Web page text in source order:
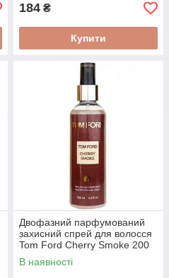
184 ₴
Купити
Двофазний парфумований
захисний спрей для волосся
Tom Ford Cherry Smoke 200
мл
В наявності